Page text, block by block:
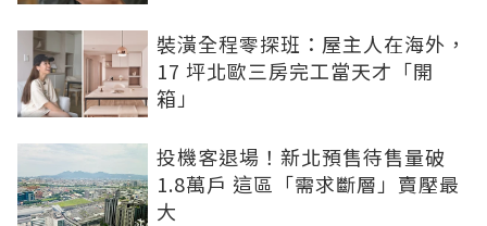
裝潢全程零探班：屋主人在海外，
17 坪北歐三房完工當天才「開
箱」
投機客退場！新北預售待售量破
1.8萬戶 這區「需求斷層」賣壓最
大